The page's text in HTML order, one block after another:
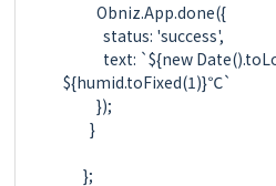
          Obniz.App.done({
            status: 'success',
${humid.toFixed(1)}℃`
          });
        }
      };